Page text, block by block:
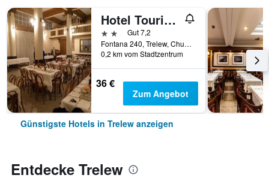
Hotel Touring Club
2 SterneGut 7,2
Fontana 240, Trelew, Chubut, Argentinien
0,2 km vom Stadtzentrum
36 €
Zum Angebot
Günstigste Hotels in Trelew anzeigen
Entdecke Trelew